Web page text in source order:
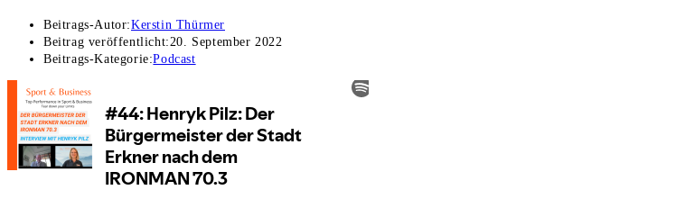
Beitrags-Autor:Kerstin Thürmer
Beitrag veröffentlicht:20. September 2022
Beitrags-Kategorie:Podcast